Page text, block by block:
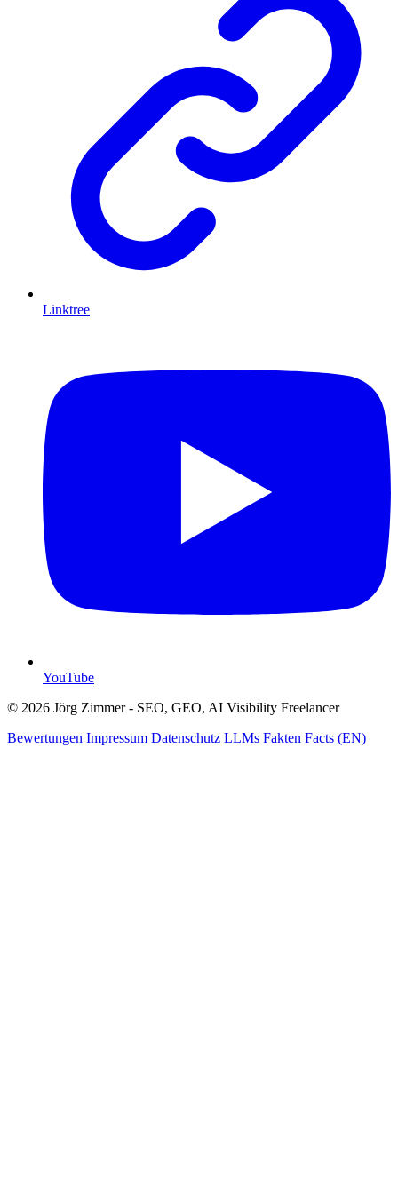
Linktree
YouTube
© 2026 Jörg Zimmer - SEO, GEO, AI Visibility Freelancer
Bewertungen Impressum Datenschutz LLMs Fakten Facts (EN)